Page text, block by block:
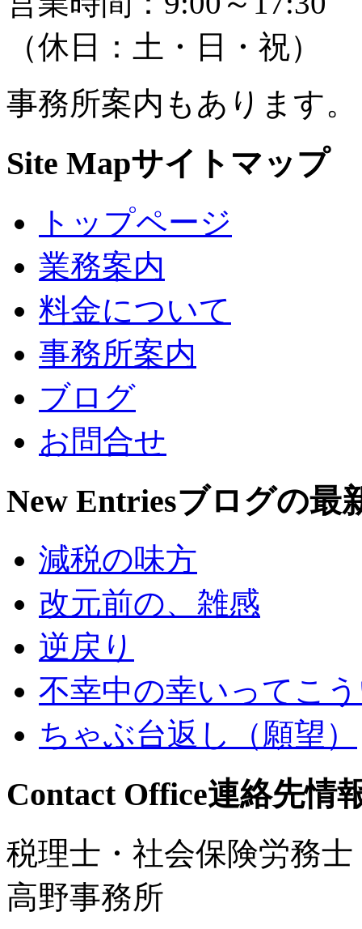
（休日：土・日・祝）
事務所案内もあります。
Site Mapサイトマップ
トップページ
業務案内
料金について
事務所案内
ブログ
お問合せ
New Entriesブログの最
減税の味方
改元前の、雑感
逆戻り
不幸中の幸いってこ
ちゃぶ台返し（願望）
Contact Office連絡先情
税理士・社会保険労務
高野事務所